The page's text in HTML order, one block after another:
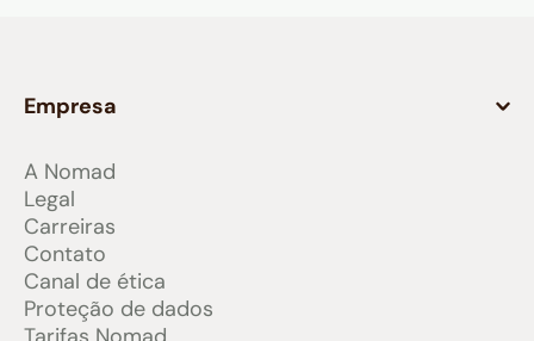
Empresa
A Nomad
Legal
Carreiras
Contato
Canal de ética
Proteção de dados